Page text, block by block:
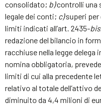
consolidato; b)controlli una
legale dei conti; c)superi per
limiti indicati all’art. 2435-bis
redazione del bilancio in
racchiuse nella legge
nomina obbligatoria,
limiti di cui alla precedente
relativo al totale dell’attivo
diminuito da 4,4 milioni di